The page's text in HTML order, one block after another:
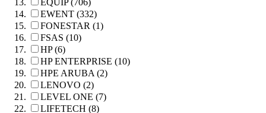
EQUIP (706)
EWENT (332)
FONESTAR (1)
FSAS (10)
HP (6)
HP ENTERPRISE (10)
HPE ARUBA (2)
LENOVO (2)
LEVEL ONE (7)
LIFETECH (8)